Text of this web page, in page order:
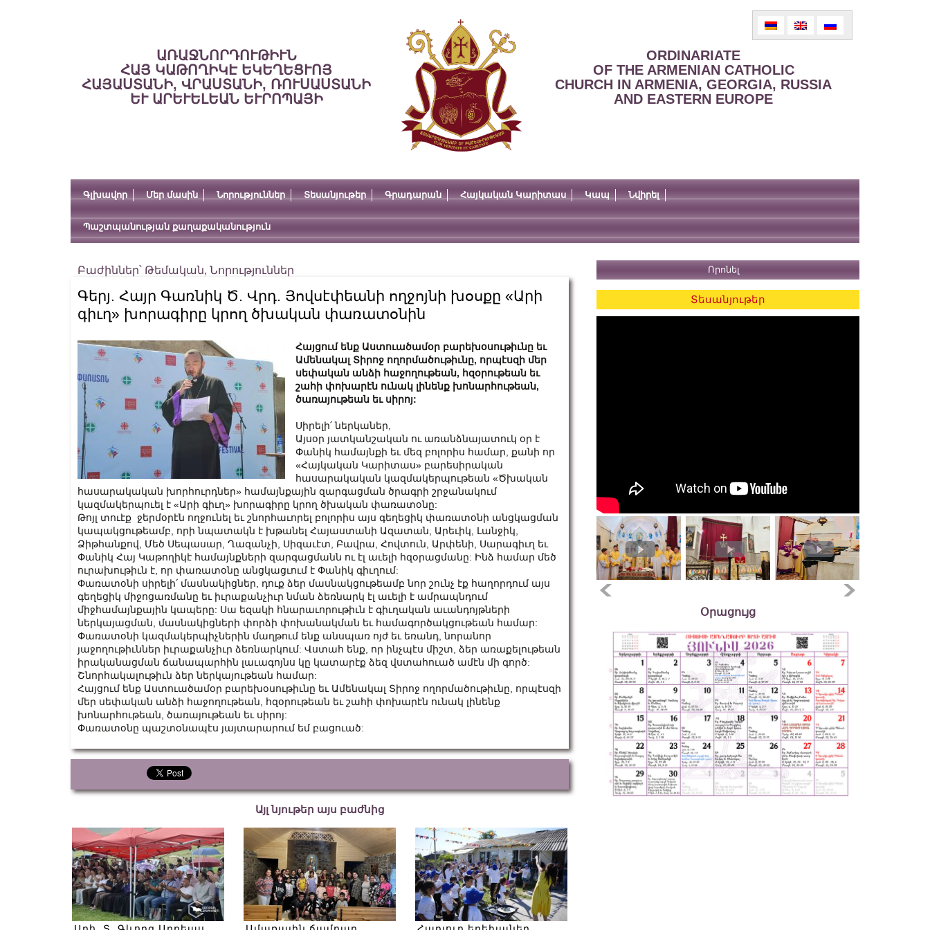
ԱՌԱՋՆՈՐԴՈՒԹԻՒՆ
ՀԱՅ ԿԱԹՈՂԻԿԷ ԵԿԵՂԵՑՒՈՅ
ՀԱՅԱՍՏԱՆԻ, ՎՐԱՍՏԱՆԻ, ՌՈՒՍԱՍՏԱՆԻ
ԵՒ ԱՐԵՒԵԼԵԱՆ ԵՒՐՈՊԱՅԻ
ORDINARIATE
OF THE ARMENIAN CATHOLIC
CHURCH IN ARMENIA, GEORGIA, RUSSIA
AND EASTERN EUROPE
Գլխավոր Մեր մասին Նորություններ Տեսանյութեր Գրադարան Հայկական Կարիտաս Կապ Նվիրել
Պաշտպանության քաղաքականություն
Բաժիններ՝ Թեմական, Նորություններ
Գերյ. Հայր Գառնիկ Ծ. Վրդ. Յովսէփեանի ողջոյնի խօսքը «Արի
գիւղ» խորագիրը կրող ծխական փառատօնին
Հայցում ենք Աստուածամօր բարեխօսութիւնը եւ
Ամենակալ Տիրոջ ողորմածութիւնը, որպէսզի մեր
սեփական անձի հաջողութեան, հզօրութեան եւ
շահի փոխարէն ունակ լինենք խոնարհութեան,
ծառայութեան եւ սիրոյ:
Սիրելի՛ ներկաներ,
Այսօր յատկանշական ու առանձնայատուկ օր է
Փանիկ համայնքի եւ մեզ բոլորիս համար, քանի որ
«Հայկական Կարիտաս» բարեսիրական
հասարակական կազմակերպութեան «Ծխական
հասարակական խորհուրդներ» համայնքային զարգացման ծրագրի շրջանակում
կազմակերպուել է «Արի գիւղ» խորագիրը կրող ծխական փառատօնը:
Թոյլ տուէք ջերմօրէն ողջունել եւ շնորհաւորել բոլորիս այս գեղեցիկ փառատօնի անցկացման
կապակցութեամբ, որի նպատակն է խթանել Հայաստանի Ազատան, Արեւիկ, Լանջիկ,
Ձիթհանքով, Մեծ Սեպասար, Ղազանչի, Սիզաւէտ, Բավրա, Հովտուն, Արփենի, Սարագիւղ եւ
Փանիկ Հայ Կաթողիկէ համայնքների զարգացմանն ու էլ աւելի հզօրացմանը: Ինձ համար մեծ
ուրախութիւն է, որ փառատօնը անցկացւում է Փանիկ գիւղում:
Փառատօնի սիրելի՛ մասնակիցներ, դուք ձեր մասնակցութեամբ նոր շունչ էք հաղորդում այս
գեղեցիկ միջոցառմանը եւ իւրաքանչիւր նման ձեռնարկ էլ աւելի է ամրապնդում
միջհամայնքային կապերը: Սա եզակի հնարաւորութիւն է գիւղական աւանդոյթների
ներկայացման, մասնակիցների փորձի փոխանակման եւ համագործակցութեան համար:
Փառատօնի կազմակերպիչներին մաղթում ենք անսպառ ոյժ եւ եռանդ, նորանոր
յաջողութիւններ իւրաքանչիւր ձեռնարկում: Վստահ ենք, որ ինչպէս միշտ, ձեր առաքելութեան
իրականացման ճանապարհին լաւագոյնս կը կատարէք ձեզ վստահուած ամէն մի գործ:
Շնորհակալութիւն ձեր ներկայութեան համար:
Հայցում ենք Աստուածամօր բարեխօսութիւնը եւ Ամենակալ Տիրոջ ողորմածութիւնը, որպէսզի
մեր սեփական անձի հաջողութեան, հզօրութեան եւ շահի փոխարէն ունակ լինենք
խոնարհութեան, ծառայութեան եւ սիրոյ:
Փառատօնը պաշտօնապէս յայտարարում եմ բացուած:
Այլ նյութեր այս բաժնից
Տեսանյութեր
Օրացույց